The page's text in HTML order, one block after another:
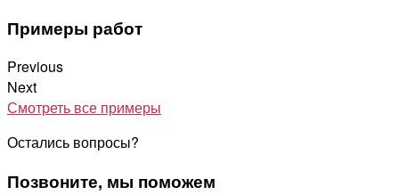
Примеры работ
Previous
Next
Смотреть все примеры
Остались вопросы?
Позвоните, мы поможем